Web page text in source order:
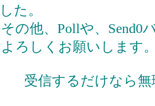
た。
の他、Pollや、Send0
ろしくお願いします
信するだけなら無